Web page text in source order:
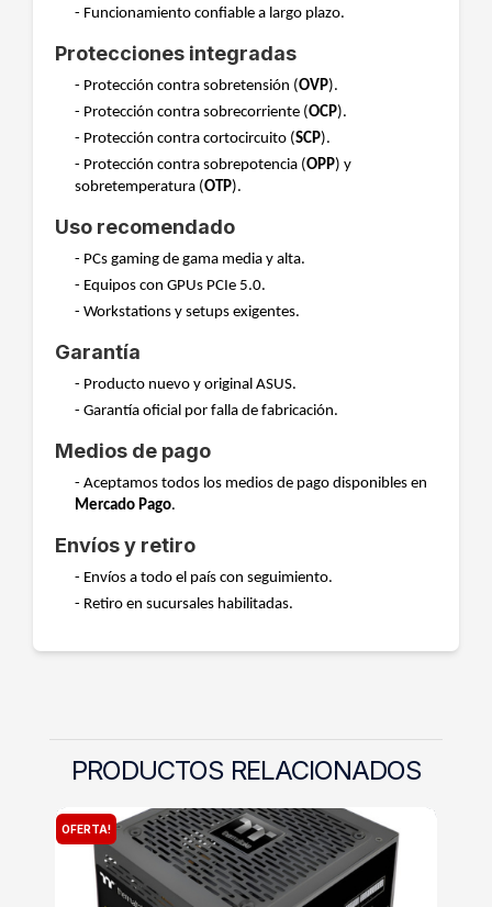
- Funcionamiento confiable a largo plazo.
Protecciones integradas
- Protección contra sobretensión (OVP).
- Protección contra sobrecorriente (OCP).
- Protección contra cortocircuito (SCP).
- Protección contra sobrepotencia (OPP) y
sobretemperatura (OTP).
Uso recomendado
- PCs gaming de gama media y alta.
- Equipos con GPUs PCIe 5.0.
- Workstations y setups exigentes.
Garantía
- Producto nuevo y original ASUS.
- Garantía oficial por falla de fabricación.
Medios de pago
- Aceptamos todos los medios de pago disponibles en
Mercado Pago.
Envíos y retiro
- Envíos a todo el país con seguimiento.
- Retiro en sucursales habilitadas.
PRODUCTOS RELACIONADOS
OFERTA!